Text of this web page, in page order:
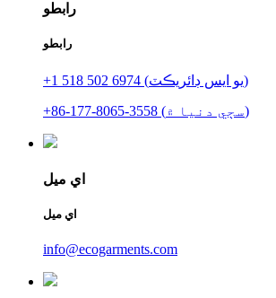
رابطو
رابطو
+1 518 502 6974 (يو ايس ڊائريڪٽ)
+86-177-8065-3558 (سڄي دنيا ۾)
اي ميل
اي ميل
info@ecogarments.com